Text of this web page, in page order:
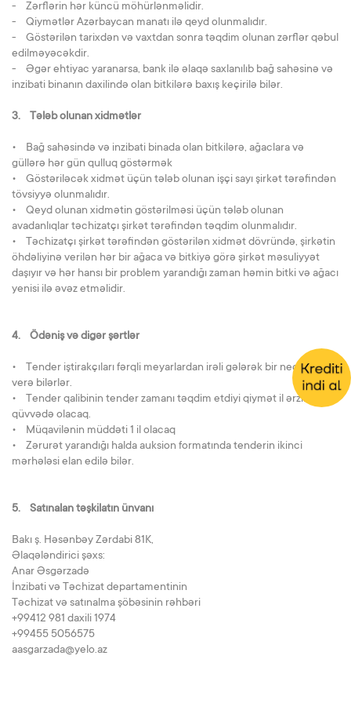
- Zərflərin hər küncü möhürlənməlidir.
- Qiymətlər Azərbaycan manatı ilə qeyd olunmalıdır.
- Göstərilən tarixdən və vaxtdan sonra təqdim olunan zərflər qəbul
edilməyəcəkdir.
- Əgər ehtiyac yaranarsa, bank ilə əlaqə saxlanılıb bağ sahəsinə və
inzibati binanın daxilində olan bitkilərə baxış keçirilə bilər.
3. Tələb olunan xidmətlər
• Bağ sahəsində və inzibati binada olan bitkilərə, ağaclara və
güllərə hər gün qulluq göstərmək
• Göstəriləcək xidmət üçün tələb olunan işçi sayı şirkət tərəfindən
tövsiyyə olunmalıdır.
• Qeyd olunan xidmətin göstərilməsi üçün tələb olunan
avadanlıqlar təchizatçı şirkət tərəfindən təqdim olunmalıdır.
• Təchizatçı şirkət tərəfindən göstərilən xidmət dövründə, şirkətin
öhdəliyinə verilən hər bir ağaca və bitkiyə görə şirkət məsuliyyət
daşıyır və hər hansı bir problem yarandığı zaman həmin bitki və ağacı
yenisi ilə əvəz etməlidir.
4. Ödəniş və digər şərtlər
• Tender iştirakçıları fərqli meyarlardan irəli gələrək bir neçə təklif
verə bilərlər.
• Tender qalibinin tender zamanı təqdim etdiyi qiymət il ərzində
qüvvədə olacaq.
• Müqavilənin müddəti 1 il olacaq
• Zərurət yarandığı halda auksion formatında tenderin ikinci
mərhələsi elan edilə bilər.
5. Satınalan təşkilatın ünvanı
Bakı ş. Həsənbəy Zərdabi 81K,
Əlaqələndirici şəxs:
Anar Əsgərzadə
İnzibati və Təchizat departamentinin
Təchizat və satınalma şöbəsinin rəhbəri
+99412 981 daxili 1974
+99455 5056575
aasgarzada@yelo.az